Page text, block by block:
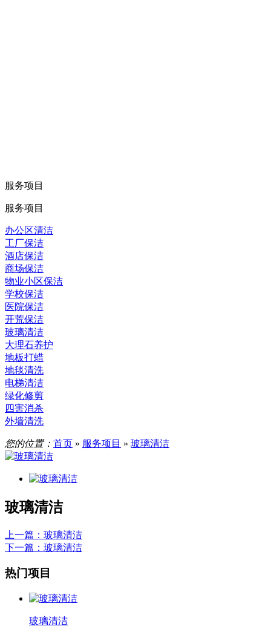
服务项目
服务项目
办公区清洁
工厂保洁
酒店保洁
商场保洁
物业小区保洁
学校保洁
医院保洁
开荒保洁
玻璃清洁
大理石养护
地板打蜡
地毯清洗
电梯清洁
绿化修剪
四害消杀
外墙清洗
您的位置： 首页 » 服务项目 » 玻璃清洁
玻璃清洁
上一篇 ：玻璃清洁
下一篇 ：玻璃清洁
热门项目
玻璃清洁